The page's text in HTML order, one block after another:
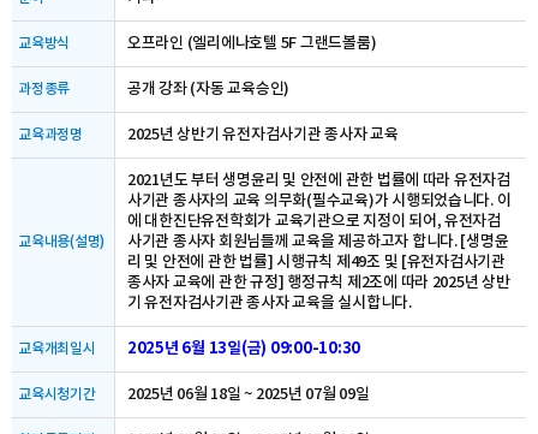
교육방식 오프라인 (엘리에나호텔 5F 그랜드볼룸)
과정종류 공개 강좌 (자동 교육승인)
교육과정명 2025년 상반기 유전자검사기관 종사자 교육
교육내용(설명)
2021년도 부터 생명윤리 및 안전에 관한 법률에 따라 유전자검
사기관 종사자의 교육 의무화(필수교육)가 시행되었습니다. 이
에 대한진단유전학회가 교육기관으로 지정이 되어, 유전자검
사기관 종사자 회원님들께 교육을 제공하고자 합니다. [생명윤
리 및 안전에 관한 법률] 시행규칙 제49조 및 [유전자검사기관
종사자 교육에 관한 규정] 행정규칙 제2조에 따라 2025년 상반
기 유전자검사기관 종사자 교육을 실시합니다.
교육개최일시 2025년 6월 13일(금) 09:00-10:30
교육시청기간 2025년 06월 18일 ~ 2025년 07월 09일